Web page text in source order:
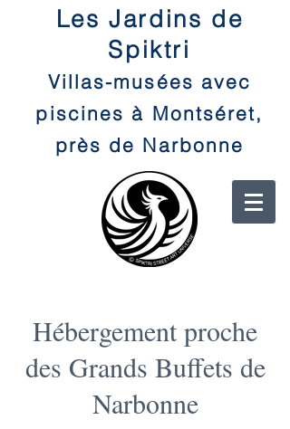
Les Jardins de
Spiktri
Villas-musées avec
piscines à Montséret,
près de Narbonne
Hébergement proche
des Grands Buffets de
Narbonne